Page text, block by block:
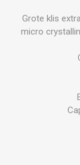
Grote klis
micro